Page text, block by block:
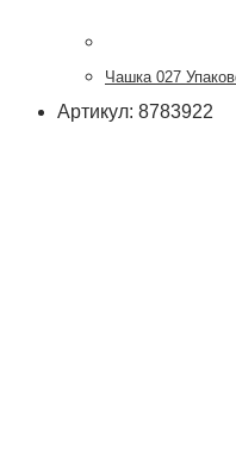
Чашка 027
Артикул: 8783922